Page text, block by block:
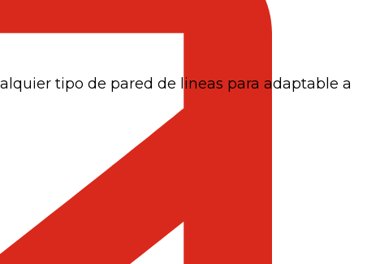
tipo de pared de lineas para adaptable a